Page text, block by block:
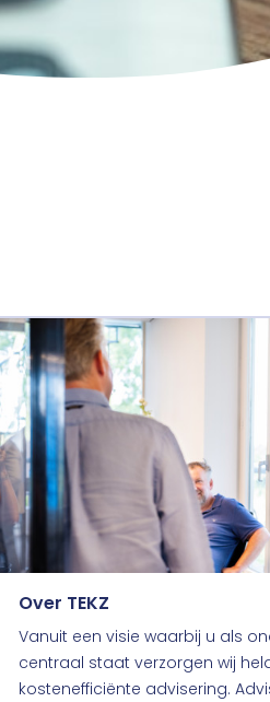
Over TEKZ
Vanuit een visie waarbij u als
centraal staat verzorgen wij
kostenefficiënte advisering.